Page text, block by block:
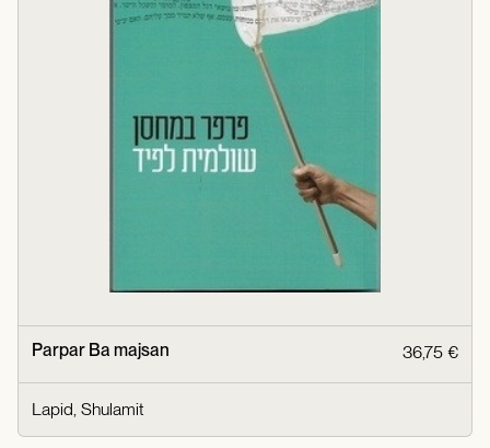
Parpar Ba majsan 36,75 €
Lapid, Shulamit